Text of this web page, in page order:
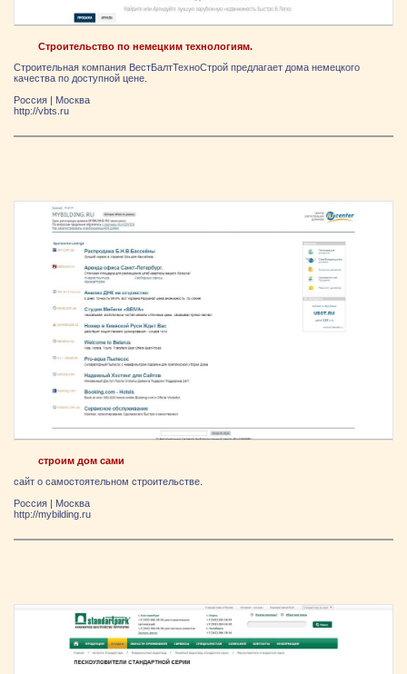
Строительство по немецким технологиям.
Строительная компания ВестБалтТехноСтрой предлагает дома немецкого
качества по доступной цене.
Россия | Москва
http://vbts.ru
строим дом сами
сайт о самостоятельном строительстве.
Россия
Москва
http://mybilding.ru